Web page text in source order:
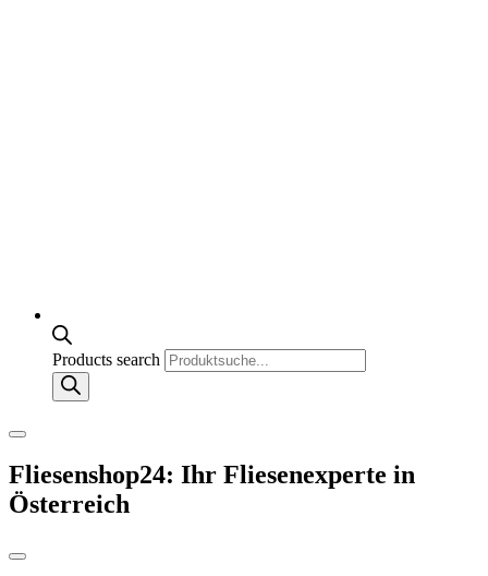
Products search
Fliesenshop24: Ihr Fliesenexperte in
Österreich